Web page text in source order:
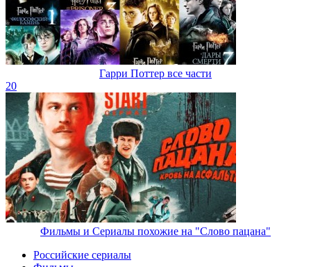
Гарри Поттер все части
20
Фильмы и Сериалы похожие на "Слово пацана"
Российские сериалы